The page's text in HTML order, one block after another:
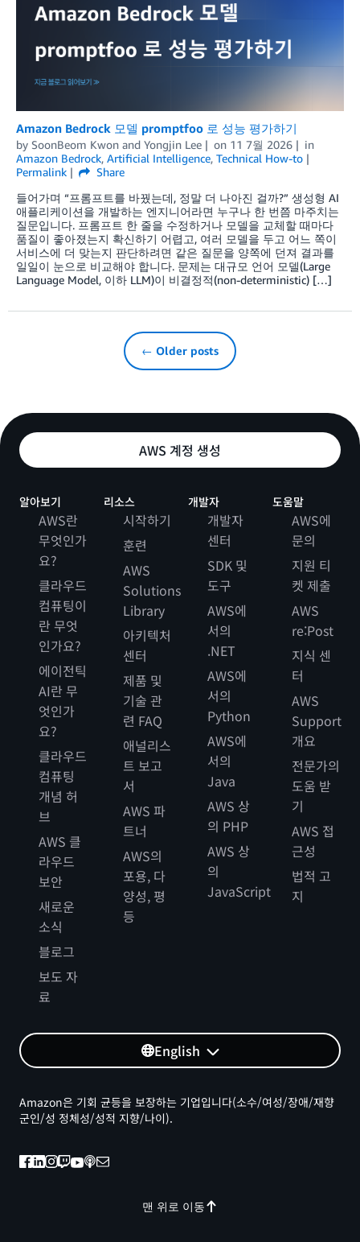
Amazon Bedrock 모델 promptfoo 로 성능 평가하기
by SoonBeom Kwon and Yongjin Lee on 11 7월 2026
in
Amazon Bedrock, Artificial Intelligence, Technical How-to
Permalink
Share
들어가며 “프롬프트를 바꿨는데, 정말 더 나아진 걸까?” 생성형 AI
애플리케이션을 개발하는 엔지니어라면 누구나 한 번쯤 마주치는
질문입니다. 프롬프트 한 줄을 수정하거나 모델을 교체할 때마다
품질이 좋아졌는지 확신하기 어렵고, 여러 모델을 두고 어느 쪽이
서비스에 더 맞는지 판단하려면 같은 질문을 양쪽에 던져 결과를
일일이 눈으로 비교해야 합니다. 문제는 대규모 언어 모델(Large
Language Model, 이하 LLM)이 비결정적(non-deterministic) […]
← Older posts
AWS 계정 생성
알아보기
AWS란
무엇인가
요?
클라우드
컴퓨팅이
란 무엇
인가요?
에이전틱
AI란 무
엇인가
요?
클라우드
컴퓨팅
개념 허
브
AWS 클
라우드
보안
새로운
소식
블로그
보도 자
료
리소스
시작하기
훈련
AWS
Solutions
Library
아키텍처
센터
제품 및
기술 관
련 FAQ
애널리스
트 보고
서
AWS 파
트너
AWS의
포용, 다
양성, 평
등
개발자
개발자
센터
SDK 및
도구
AWS에
서의
.NET
AWS에
서의
Python
AWS에
서의
Java
AWS 상
의 PHP
AWS 상
의
JavaScript
도움말
AWS에
문의
지원 티
켓 제출
AWS
re:Post
지식 센
터
AWS
Support
개요
전문가의
도움 받
기
AWS 접
근성
법적 고
지
English
맨 위로 이동
Amazon은 기회 균등을 보장하는 기업입니다(소수/여성/장애/재향
군인/성 정체성/성적 지향/나이).